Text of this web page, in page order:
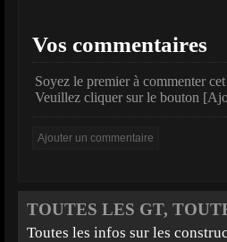
Vos commentaires
Soyez le premier à commenter
Veuillez cliquer sur le bouton
TOUTES LES GT,
Toutes les infos sur les